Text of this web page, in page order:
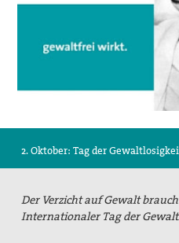
Facebook
Suche
2. Oktober: Tag der
Der Verzicht auf Gewalt
Internationaler Tag der